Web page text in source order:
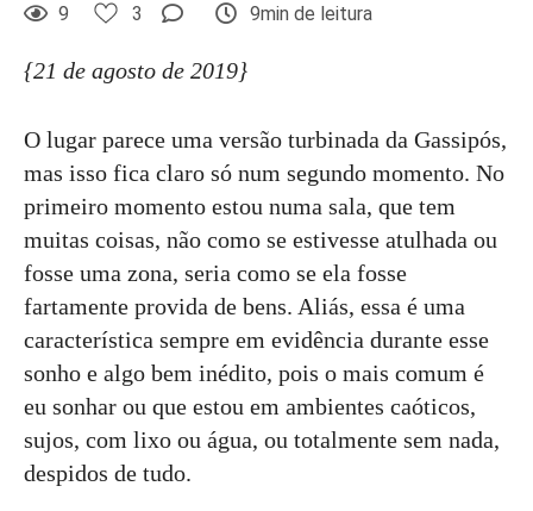
9 3 9min de leitura
{21 de agosto de 2019}
O lugar parece uma versão turbinada da Gassipós,
mas isso fica claro só num segundo momento. No
primeiro momento estou numa sala, que tem
muitas coisas, não como se estivesse atulhada ou
fosse uma zona, seria como se ela fosse
fartamente provida de bens. Aliás, essa é uma
característica sempre em evidência durante esse
sonho e algo bem inédito, pois o mais comum é
eu sonhar ou que estou em ambientes caóticos,
sujos, com lixo ou água, ou totalmente sem nada,
despidos de tudo.